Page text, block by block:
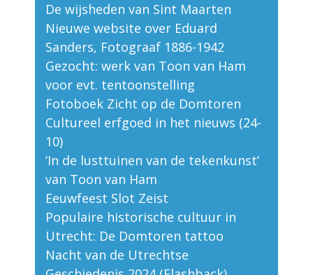
De wijsheden van Sint Maarten
Nieuwe website over Eduard
Sanders, Fotograaf 1886-1942
Gezocht: werk van Toon van Ham
voor evt. tentoonstelling
Fotoboek Zicht op de Domtoren
Cultureel erfgoed in het nieuws (24-
10)
‘In de lusttuinen van de tekenkunst’
van Toon van Ham
Eeuwfeest Slot Zeist
Populaire historische cultuur in
Utrecht: De Domtoren tattoo
Nacht van de Utrechtse